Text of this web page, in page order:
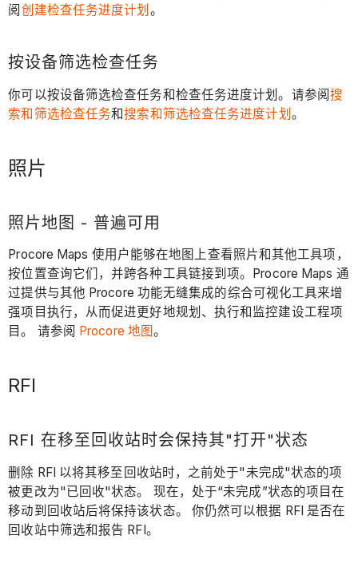
阅 创建检查任务进度计划 。
按设备筛选检查任务
你可以按设备筛选检查任务和检查任务进度计划。请参阅搜
索和筛选检查任务和搜索和筛选检查任务进度计划 。
照片
照片地图 - 普遍可用
Procore Maps 使用户能够在地图上查看照片和其他工具项，
按位置查询它们，并跨各种工具链接到项。Procore Maps 通
过提供与其他 Procore 功能无缝集成的综合可视化工具来增
强项目执行，从而促进更好地规划、执行和监控建设工程项
目。 请参阅 Procore 地图。
RFI
RFI 在移至回收站时会保持其"打开"状态
删除 RFI 以将其移至回收站时，之前处于"未完成"状态的项
被更改为"已回收"状态。 现在，处于“未完成”状态的项目在
移动到回收站后将保持该状态。 你仍然可以根据 RFI 是否在
回收站中筛选和报告 RFI。